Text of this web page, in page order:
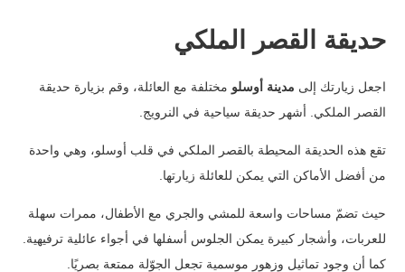
حديقة القصر الملكي
اجعل زيارتك إلى مدينة أوسلو مختلفة مع العائلة، وقم بزيارة حديقة
القصر الملكي. أشهر حديقة سياحية في النرويج.
تقع هذه الحديقة المحيطة بالقصر الملكي في قلب أوسلو، وهي واحدة
من أفضل الأماكن التي يمكن للعائلة زيارتها.
حيث تضمّ مساحات واسعة للمشي والجري مع الأطفال، ممرات سهلة
للعربات، وأشجار كبيرة يمكن الجلوس أسفلها في أجواء عائلية ترفيهية.
كما أن وجود تماثيل وزهور موسمية تجعل الجوّلة ممتعة بصريًا.